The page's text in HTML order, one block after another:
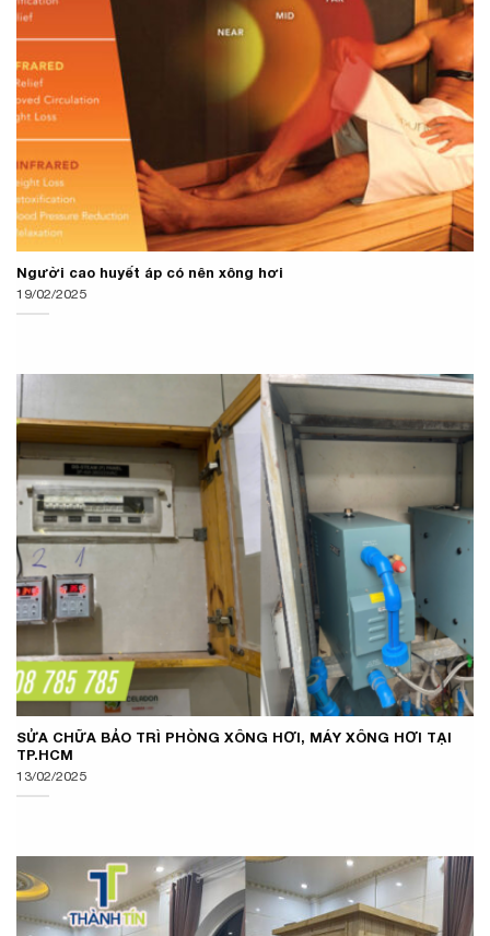
Người cao huyết áp có nên xông hơi
19/02/2025
SỬA CHỮA BẢO TRÌ PHÒNG XÔNG HƠI, MÁY XÔNG HƠI TẠI
TP.HCM
13/02/2025